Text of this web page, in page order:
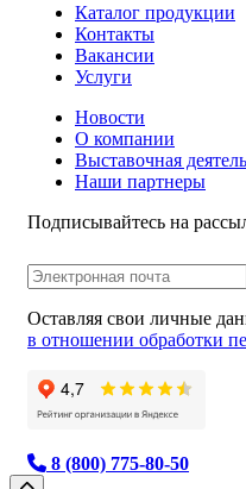
Каталог продукции
Контакты
Вакансии
Услуги
Новости
О компании
Выставочная
Наши партнеры
Подписывайтесь на
Оставляя свои личные
в отношении обработки
8 (800) 775-80-50